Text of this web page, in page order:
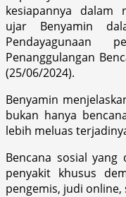
kesiapannya dalam
ujar Benyamin
Pendayagunaan
Penanggulangan
(25/06/2024).
Benyamin
bukan hanya
lebih meluas
Bencana sosial yang
penyakit khusus
pengemis, judi online,